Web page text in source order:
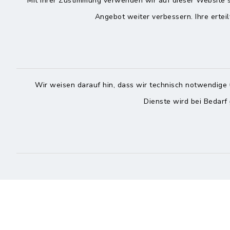
Angebot weiter verbessern. Ihre
Wir weisen darauf hin, dass wir technisch
Dienste wird bei
25704